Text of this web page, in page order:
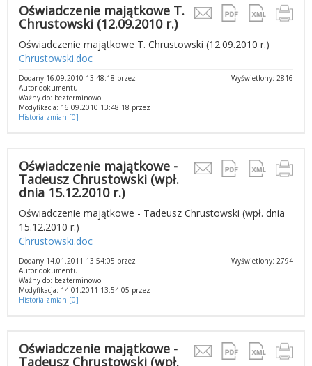
Oświadczenie majątkowe T.
Chrustowski (12.09.2010 r.)
Oświadczenie majątkowe T. Chrustowski (12.09.2010 r.)
Chrustowski.doc
Wyświetlony: 2816
Dodany 16.09.2010 13:48:18 przez
Autor dokumentu
Ważny do: bezterminowo
Modyfikacja: 16.09.2010 13:48:18 przez
Historia zmian [0]
Oświadczenie majątkowe -
Tadeusz Chrustowski (wpł.
dnia 15.12.2010 r.)
Oświadczenie majątkowe - Tadeusz Chrustowski (wpł. dnia
15.12.2010 r.)
Chrustowski.doc
Wyświetlony: 2794
Dodany 14.01.2011 13:54:05 przez
Autor dokumentu
Ważny do: bezterminowo
Modyfikacja: 14.01.2011 13:54:05 przez
Historia zmian [0]
Oświadczenie majątkowe -
Tadeusz Chrustowski (wpł.